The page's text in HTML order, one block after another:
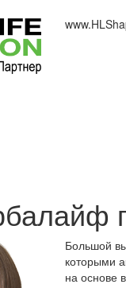
www.
Большой
которыми
на основе